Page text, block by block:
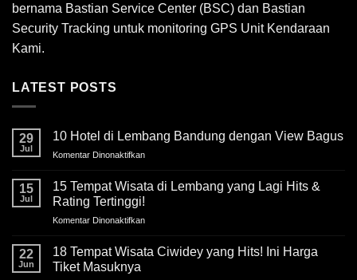
bernama Bastian Service Center (BSC) dan Bastian
Security Tracking untuk monitoring GPS Unit Kendaraan
Kami.
LATEST POSTS
29
Jul
10 Hotel di Lembang Bandung dengan View Bagus
Komentar Dinonaktifkan
Hotel
View
15
Jul
15 Tempat Wisata di Lembang yang Lagi Hits &
Rating Tertinggi!
Komentar Dinonaktifkan
Tempat
22
Jun
18 Tempat Wisata Ciwidey yang Hits! Ini Harga
Tiket Masuknya